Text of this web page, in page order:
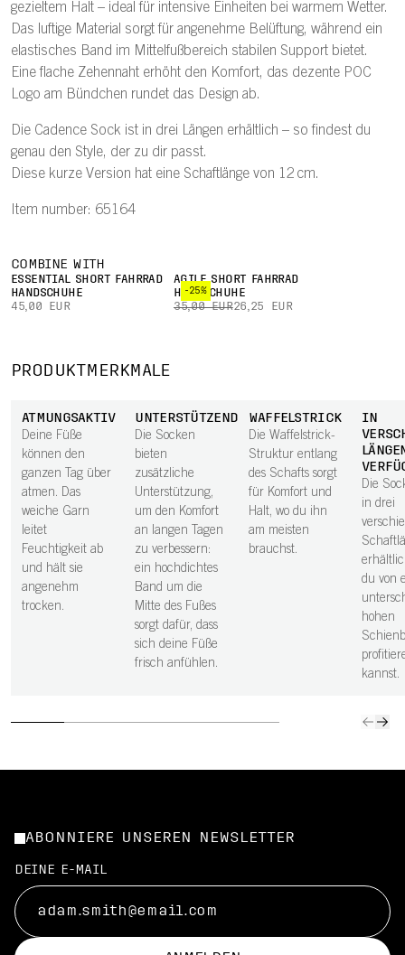
gezieltem Halt – ideal für intensive Einheiten bei warmem Wetter.
Das luftige Material sorgt für angenehme Belüftung, während ein
elastisches Band im Mittelfußbereich stabilen Support bietet.
Eine flache Zehennaht erhöht den Komfort, das dezente POC
Logo am Bündchen rundet das Design ab.
Die Cadence Sock ist in drei Längen erhältlich – so findest du
genau den Style, der zu dir passt.
Diese kurze Version hat eine Schaftlänge von 12 cm.
Item number: 65164
COMBINE WITH
ESSENTIAL SHORT FAHRRAD
HANDSCHUHE
45,00 EUR
-25%
AGILE SHORT FAHRRAD
HANDSCHUHE
35,00 EUR26,25 EUR
PRODUKTMERKMALE
ATMUNGSAKTIV
Deine Füße
können den
ganzen Tag über
atmen. Das
weiche Garn
leitet
Feuchtigkeit ab
und hält sie
angenehm
trocken.
UNTERSTÜTZEND
Die Socken
bieten
zusätzliche
Unterstützung,
um den Komfort
an langen Tagen
zu verbessern:
ein hochdichtes
Band um die
Mitte des Fußes
sorgt dafür, dass
sich deine Füße
frisch anfühlen.
WAFFELSTRICK
Die Waffelstrick-
Struktur entlang
des Schafts sorgt
für Komfort und
Halt, wo du ihn
am meisten
brauchst.
IN
Die
in drei
du von
hohen
kannst.
ABONNIERE UNSEREN NEWSLETTER
DEINE E-MAIL